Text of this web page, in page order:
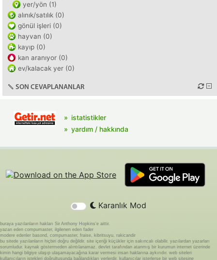
yer/yön (1)
alınık/satılık (0)
gönül işleri (0)
hayvan (0)
kayıp (0)
kan aranıyor (0)
ev/kalacak yer (0)
SON CEVAPLANANLAR
istatistikler
yardım / hakkında
Karanlık Mod
buraya yazılanların hakları Sir Anthony Hopkins'e aittir.
yazan eden compumaster, ilgilenen eden fader
modere edenler basond, compumaster, fraise, kibritsuyu, rakicandir
bu sitede yazılanların hiçbiri doğru değildir. site içeriği küçükler için sakıncalı olabilir. yazılardan yazarları
sorumludur. kaynak göstermeden alıntılanamaz. devlet tarafından atanmış bir kurumun internet üzerinde
kimin hangi bilgiye ulaşıp ulaşamayacağına karar vermesi insan haklarına aykırıdır. web siteleri
kullanıcıların istekleri doğrultusunda bağlandıkları yerlerdir. kullanıcılar isterlerse bir web sitesine